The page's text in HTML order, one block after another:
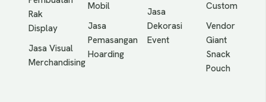
Rak
Display
Jasa Visual
Merchandising
Mobil
Jasa
Pemasangan
Hoarding
Jasa
Dekorasi
Event
Custom
Vendor
Giant
Snack
Pouch